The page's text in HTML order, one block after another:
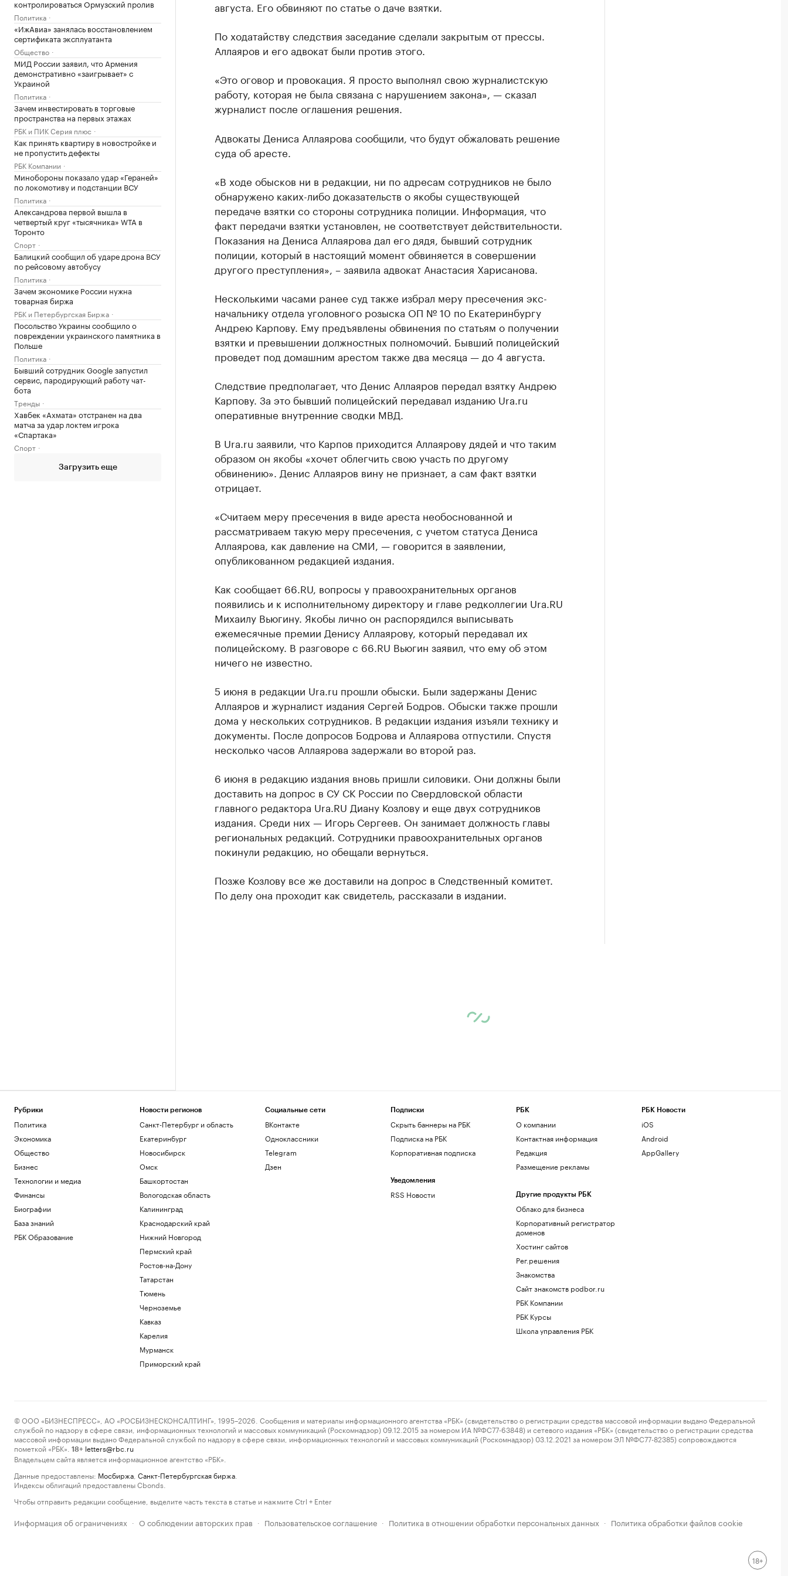
контролироваться Ормузский пролив
Политика
«ИжАвиа» занялась восстановлением
сертификата эксплуатанта
Общество
МИД России заявил, что Армения
демонстративно «заигрывает» с
Украиной
Политика
Зачем инвестировать в торговые
пространства на первых этажах
РБК и ПИК Серия плюс
Как принять квартиру в новостройке и
не пропустить дефекты
РБК Компании
Минобороны показало удар «Гераней»
по локомотиву и подстанции ВСУ
Политика
Александрова первой вышла в
четвертый круг «тысячника» WTA в
Торонто
Спорт
Балицкий сообщил об ударе дрона ВСУ
по рейсовому автобусу
Политика
Зачем экономике России нужна
товарная биржа
РБК и Петербургская Биржа
Посольство Украины сообщило о
повреждении украинского памятника в
Польше
Политика
Бывший сотрудник Google запустил
сервис, пародирующий работу чат-
бота
Тренды
Хавбек «Ахмата» отстранен на два
матча за удар локтем игрока
«Спартака»
Спорт
Загрузить еще
августа. Его обвиняют по статье о даче взятки.
По ходатайству следствия заседание сделали закрытым от прессы.
Аллаяров и его адвокат были против этого.
«Это оговор и провокация. Я просто выполнял свою журналистскую
работу, которая не была связана с нарушением закона», — сказал
журналист после оглашения решения.
Адвокаты Дениса Аллаярова сообщили, что будут обжаловать решение
суда об аресте.
«В ходе обысков ни в редакции, ни по адресам сотрудников не было
обнаружено каких-либо доказательств о якобы существующей
передаче взятки со стороны сотрудника полиции. Информация, что
факт передачи взятки установлен, не соответствует действительности.
Показания на Дениса Аллаярова дал его дядя, бывший сотрудник
полиции, который в настоящий момент обвиняется в совершении
другого преступления», – заявила адвокат Анастасия Харисанова.
Несколькими часами ранее суд также избрал меру пресечения экс-
начальнику отдела уголовного розыска ОП № 10 по Екатеринбургу
Андрею Карпову. Ему предъявлены обвинения по статьям о получении
взятки и превышении должностных полномочий. Бывший полицейский
проведет под домашним арестом также два месяца — до 4 августа.
Следствие предполагает, что Денис Аллаяров передал взятку Андрею
Карпову. За это бывший полицейский передавал изданию Ura.ru
оперативные внутренние сводки МВД.
В Ura.ru заявили, что Карпов приходится Аллаярову дядей и что таким
образом он якобы «хочет облегчить свою участь по другому
обвинению». Денис Аллаяров вину не признает, а сам факт взятки
отрицает.
«Считаем меру пресечения в виде ареста необоснованной и
рассматриваем такую меру пресечения, с учетом статуса Дениса
Аллаярова, как давление на СМИ, — говорится в заявлении,
опубликованном редакцией издания.
Как сообщает 66.RU, вопросы у правоохранительных органов
появились и к исполнительному директору и главе редколлегии Ura.RU
Михаилу Вьюгину. Якобы лично он распорядился выписывать
ежемесячные премии Денису Аллаярову, который передавал их
полицейскому. В разговоре с 66.RU Вьюгин заявил, что ему об этом
ничего не известно.
5 июня в редакции Ura.ru прошли обыски. Были задержаны Денис
Аллаяров и журналист издания Сергей Бодров. Обыски также прошли
дома у нескольких сотрудников. В редакции издания изъяли технику и
документы. После допросов Бодрова и Аллаярова отпустили. Спустя
несколько часов Аллаярова задержали во второй раз.
6 июня в редакцию издания вновь пришли силовики. Они должны были
доставить на допрос в СУ СК России по Свердловской области
главного редактора Ura.RU Диану Козлову и еще двух сотрудников
издания. Среди них — Игорь Сергеев. Он занимает должность главы
региональных редакций. Сотрудники правоохранительных органов
покинули редакцию, но обещали вернуться.
Позже Козлову все же доставили на допрос в Следственный комитет.
По делу она проходит как свидетель, рассказали в издании.
Рубрики
Политика
Экономика
Общество
Бизнес
Технологии и медиа
Финансы
Биографии
База знаний
РБК Образование
Новости регионов
Санкт-Петербург и область
Екатеринбург
Новосибирск
Омск
Башкортостан
Вологодская область
Калининград
Краснодарский край
Нижний Новгород
Пермский край
Ростов-на-Дону
Татарстан
Тюмень
Черноземье
Кавказ
Карелия
Мурманск
Приморский край
Социальные сети
ВКонтакте
Одноклассники
Telegram
Дзен
Подписки
Скрыть баннеры на РБК
Подписка на РБК
Корпоративная подписка
Уведомления
RSS Новости
РБК
О компании
Контактная информация
Редакция
Размещение рекламы
Другие продукты РБК
Облако для бизнеса
Корпоративный регистратор
доменов
Хостинг сайтов
Рег.решения
Знакомства
Сайт знакомств podbor.ru
РБК Компании
РБК Курсы
Школа управления РБК
РБК Новости
iOS
Android
AppGallery
© ООО «БИЗНЕСПРЕСС», АО «РОСБИЗНЕСКОНСАЛТИНГ», 1995–2026. Сообщения и материалы информационного агентства «РБК» (свидетельство о регистрации средства массовой информации выдано Федеральной
службой по надзору в сфере связи, информационных технологий и массовых коммуникаций (Роскомнадзор) 09.12.2015 за номером ИА №ФС77-63848) и сетевого издания «РБК» (свидетельство о регистрации средства
массовой информации выдано Федеральной службой по надзору в сфере связи, информационных технологий и массовых коммуникаций (Роскомнадзор) 03.12.2021 за номером ЭЛ №ФС77-82385) сопровождаются
пометкой «РБК».
18+ letters@rbc.ru
Владельцем сайта является информационное агентство «РБК».
Данные предоставлены: Мосбиржа Санкт-Петербургская биржа
Индексы облигаций предоставлены Cbonds.
Чтобы отправить редакции сообщение, выделите часть текста в статье и нажмите Ctrl + Enter
Информация об ограничениях · О соблюдении авторских прав · Пользовательское соглашение · Политика в отношении обработки персональных данных · Политика обработки файлов cookie
18+